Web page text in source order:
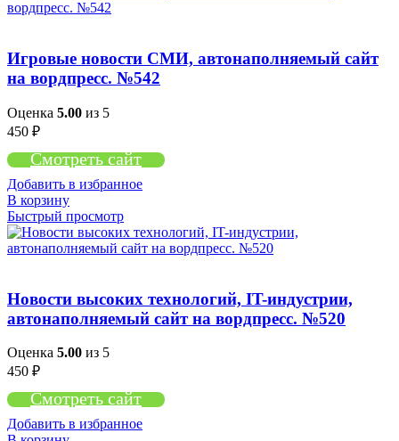
Игровые новости СМИ, автонаполняемый сайт
на вордпресс. №542
Оценка 5.00 из 5
450 ₽
Смотреть сайт
Добавить в избранное
В корзину
Быстрый просмотр
Новости высоких технологий, IT-индустрии,
автонаполняемый сайт на вордпресс. №520
Оценка 5.00 из 5
450 ₽
Смотреть сайт
Добавить в избранное